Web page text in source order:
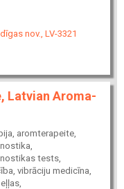
nov., LV-3321
Latvian Aroma-
aromterapeite,
tests,
vibrāciju medicīna,